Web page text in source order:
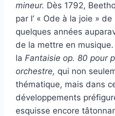
mineur. Dès 1792,
par l’ « Ode à la joie »
quelques années
de la mettre en
la Fantaisie op. 80 pour
orchestre, qui non
thématique, mais dans
développements
esquisse encore